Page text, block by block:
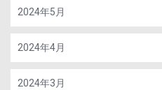
2024年5月
2024年4月
2024年3月